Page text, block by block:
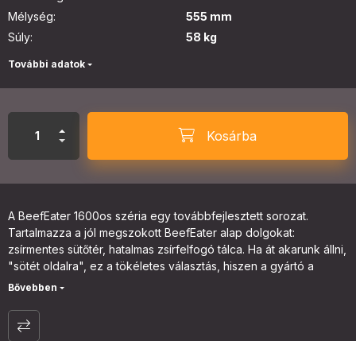
Mélység:
555 mm
Súly: 58 kg
További adatok
Kosárba
A BeefEater 1600os széria egy továbbfejlesztett sorozat.
Tartalmazza a jól megszokott BeefEater alap dolgokat:
zsírmentes sütőtér, hatalmas zsírfelfogó tálca. Ha át akarunk állni,
"sötét oldalra", ez a tökéletes választás, hiszen a gyártó a
rozsdamentes acélt DARK GREY fényezésre cserélte. Klasszikus
teljesítményűek. Duplafalú felső sütőtér segít a sütésben és
biztosítja a megfelelő légmozgást, hogy tökéletes ételek